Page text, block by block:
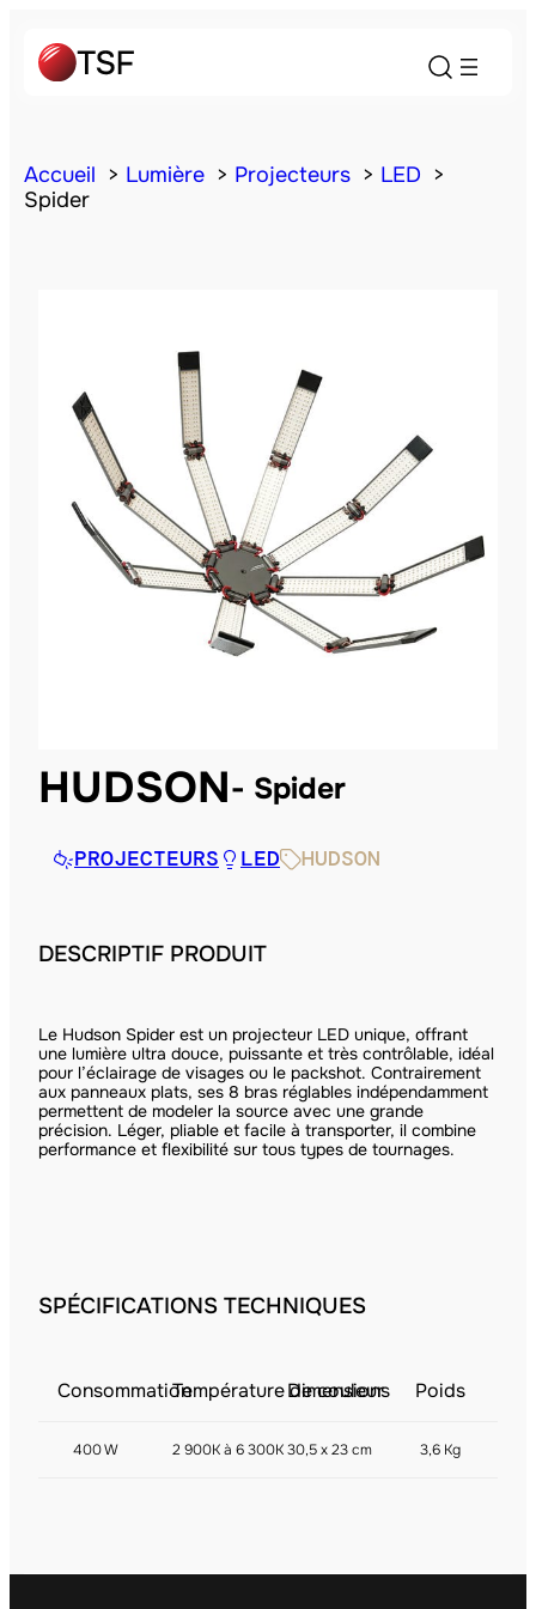
Accueil Lumière Projecteurs
LED
Spider
HUDSON Spider
PROJECTEURS LED HUDSON
DESCRIPTIF PRODUIT
Le Hudson Spider est un projecteur LED unique, offrant
une lumière ultra douce, puissante et très contrôlable, idéal
pour l’éclairage de visages ou le packshot. Contrairement
aux panneaux plats, ses 8 bras réglables indépendamment
permettent de modeler la source avec une grande
précision. Léger, pliable et facile à transporter, il combine
performance et flexibilité sur tous types de tournages.
SPÉCIFICATIONS TECHNIQUES
ConsommationTempérature de couleur
Dimensions Poids
400 W 2 900K à 6 300K30,5 x 23 cm 3,6 Kg